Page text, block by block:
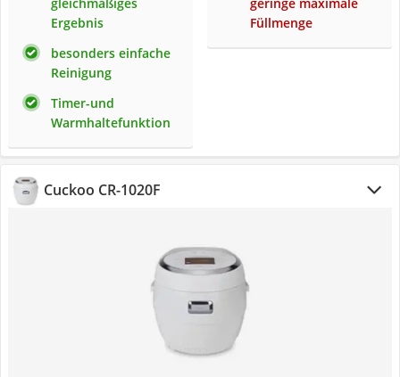
Ergebnis
besonders einfache
Reinigung
Timer-und
Warmhaltefunktion
Füllmenge
Cuckoo CR-1020F